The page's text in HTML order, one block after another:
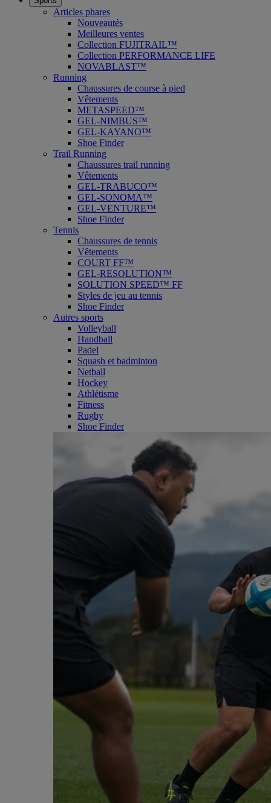
Articles phares
Nouveautés
Meilleures ventes
Collection FUJITRAIL™
Collection PERFORMANCE LIFE
NOVABLAST™
Running
Chaussures de course à pied
Vêtements
METASPEED™
GEL-NIMBUS™
GEL-KAYANO™
Shoe Finder
Trail Running
Chaussures trail running
Vêtements
GEL-TRABUCO™
GEL-SONOMA™
GEL-VENTURE™
Shoe Finder
Tennis
Chaussures de tennis
Vêtements
COURT FF™
GEL-RESOLUTION™
SOLUTION SPEED™ FF
Styles de jeu au tennis
Shoe Finder
Autres sports
Volleyball
Handball
Padel
Squash et badminton
Netball
Hockey
Athlétisme
Fitness
Rugby
Shoe Finder